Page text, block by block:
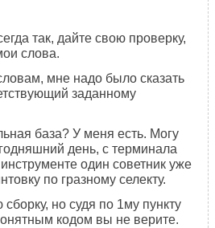
так, дайте свою проверку,
слова.
мне надо было сказать
заданному
база? У меня есть. Могу
день, с терминала
один советник уже
по гразному селекту.
сборку, но судя по 1му пункту
кодом вы не верите.